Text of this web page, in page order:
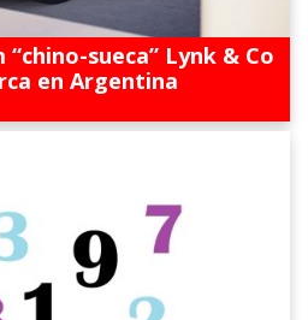
sueca” Lynk & Co
en Argentina